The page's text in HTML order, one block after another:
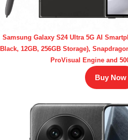
Samsung Galaxy S24 Ultra 5G AI
Black, 12GB, 256GB Storage),
ProVisual Engine and
Buy Now